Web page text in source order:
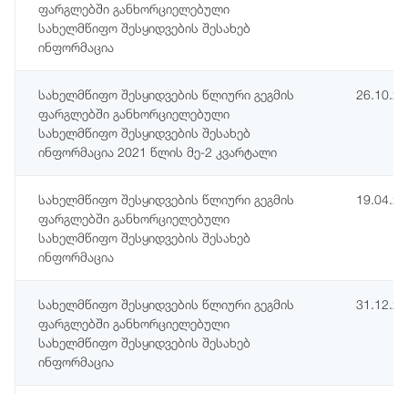
ფარგლებში განხორციელებული
სახელმწიფო შესყიდვების შესახებ
ინფორმაცია
სახელმწიფო შესყიდვების წლიური გეგმის
ფარგლებში განხორციელებული
სახელმწიფო შესყიდვების შესახებ
ინფორმაცია 2021 წლის მე-2 კვარტალი
სახელმწიფო შესყიდვების წლიური გეგმის
ფარგლებში განხორციელებული
სახელმწიფო შესყიდვების შესახებ
ინფორმაცია
სახელმწიფო შესყიდვების წლიური გეგმის
ფარგლებში განხორციელებული
სახელმწიფო შესყიდვების შესახებ
ინფორმაცია